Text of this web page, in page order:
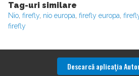
Tag-uri similare
Nio, firefly, nio europa, firefly europa,
firefly
Descarcă aplicaţia